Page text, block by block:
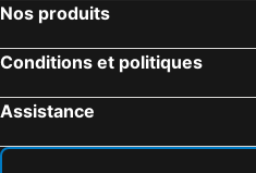
Nos produits
Conditions et politiques
Assistance